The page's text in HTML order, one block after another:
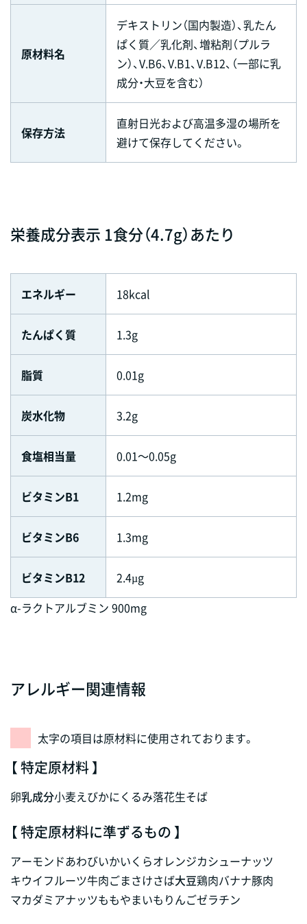
原材料名
デキストリン（国内製造）、乳たん
ぱく質／乳化剤、増粘剤（プルラ
ン）、V.B6、V.B1、V.B12、（一部に乳
成分・大豆を含む）
保存方法
直射日光および高温多湿の場所を
避けて保存してください。
栄養成分表示 1食分（4.7g）あたり
エネルギー 18kcal
たんぱく質 1.3g
脂質 0.01g
炭水化物 3.2g
食塩相当量 0.01～0.05g
ビタミンB1 1.2mg
ビタミンB6 1.3mg
ビタミンB12
2.4µg
α-ラクトアルブミン 900mg
アレルギー関連情報
太字の項目は原材料に使用されております。
【 特定原材料 】
卵乳成分小麦えびかにくるみ落花生そば
【 特定原材料に準ずるもの 】
アーモンドあわびいかいくらオレンジカシューナッツ
キウイフルーツ牛肉ごまさけさば大豆鶏肉バナナ豚肉
マカダミアナッツももやまいも りんごゼラチン